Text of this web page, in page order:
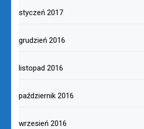
styczeń 2017
grudzień 2016
listopad 2016
październik 2016
wrzesień 2016